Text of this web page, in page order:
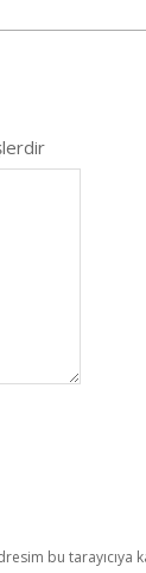
bu tarayıcıya